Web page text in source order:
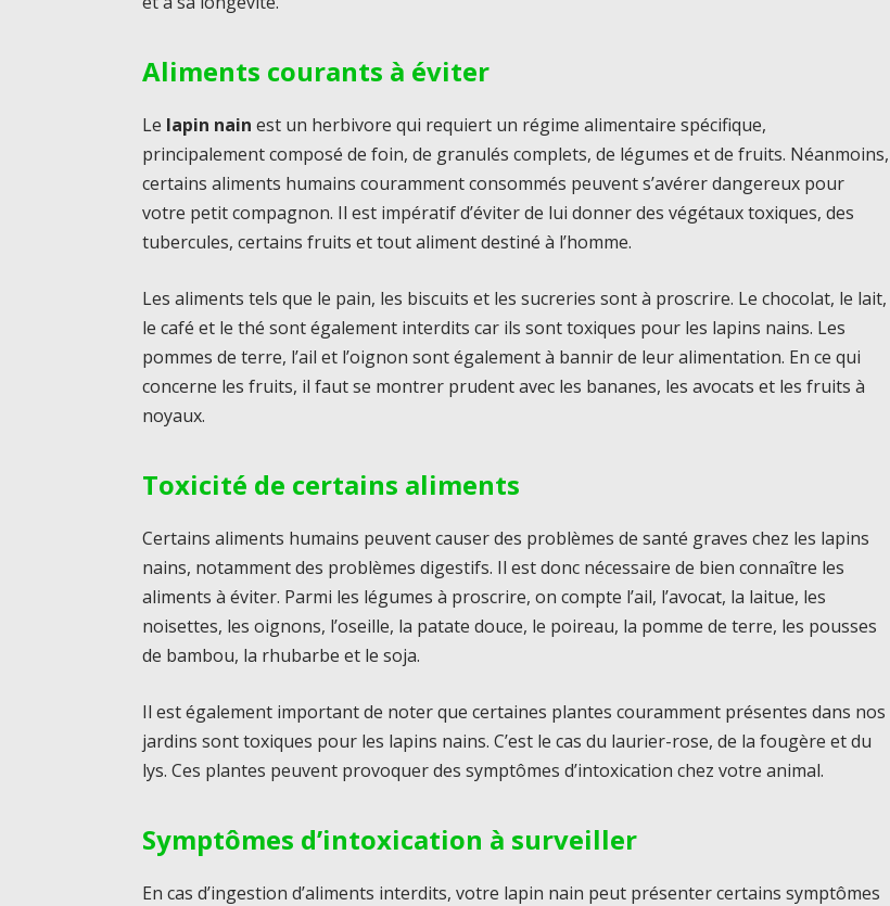
Aliments courants à éviter
Le lapin nain est un herbivore qui requiert un régime alimentaire spécifique,
principalement composé de foin, de granulés complets, de légumes et de fruits. Néanmoins,
certains aliments humains couramment consommés peuvent s’avérer dangereux pour
votre petit compagnon. Il est impératif d’éviter de lui donner des végétaux toxiques, des
tubercules, certains fruits et tout aliment destiné à l’homme.
Les aliments tels que le pain, les biscuits et les sucreries sont à proscrire. Le chocolat, le lait,
le café et le thé sont également interdits car ils sont toxiques pour les lapins nains. Les
pommes de terre, l’ail et l’oignon sont également à bannir de leur alimentation. En ce qui
concerne les fruits, il faut se montrer prudent avec les bananes, les avocats et les fruits à
noyaux.
Toxicité de certains aliments
Certains aliments humains peuvent causer des problèmes de santé graves chez les lapins
nains, notamment des problèmes digestifs. Il est donc nécessaire de bien connaître les
aliments à éviter. Parmi les légumes à proscrire, on compte l’ail, l’avocat, la laitue, les
noisettes, les oignons, l’oseille, la patate douce, le poireau, la pomme de terre, les pousses
de bambou, la rhubarbe et le soja.
Il est également important de noter que certaines plantes couramment présentes dans nos
jardins sont toxiques pour les lapins nains. C’est le cas du laurier-rose, de la fougère et du
lys. Ces plantes peuvent provoquer des symptômes d’intoxication chez votre animal.
Symptômes d’intoxication à surveiller
En cas d’ingestion d’aliments interdits, votre lapin nain peut présenter certains symptômes